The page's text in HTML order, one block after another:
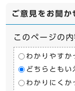
ご意見をお聞か
このページの
わかりやすか
どちらともい
わかりにくか